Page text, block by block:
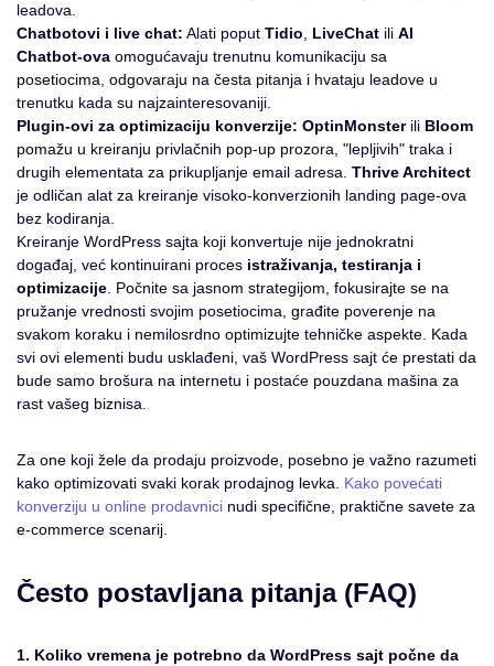
leadova.
Chatbotovi i live chat: Alati poput Tidio LiveChat ili AI
Chatbot-ova omogućavaju trenutnu komunikaciju sa
posetiocima, odgovaraju na česta pitanja i hvataju leadove u
trenutku kada su najzainteresovaniji.
Plugin-ovi za optimizaciju konverzije: OptinMonsterili Bloom
pomažu u kreiranju privlačnih pop-up prozora, "lepljivih" traka i
drugih elementata za prikupljanje email adresa. Thrive Architect
je odličan alat za kreiranje visoko-konverzionih landing page-ova
bez kodiranja.
Kreiranje WordPress sajta koji konvertuje nije jednokratni
događaj, već kontinuirani proces istraživanja, testiranja i
optimizacije . Počnite sa jasnom strategijom, fokusirajte se na
pružanje vrednosti svojim posetiocima, građite poverenje na
svakom koraku i nemilosrdno optimizujte tehničke aspekte. Kada
svi ovi elementi budu usklađeni, vaš WordPress sajt će prestati da
bude samo brošura na internetu i postaće pouzdana mašina za
rast vašeg biznisa.
Za one koji žele da prodaju proizvode, posebno je važno razumeti
kako optimizovati svaki korak prodajnog levka. Kako povećati
konverziju u online prodavnici nudi specifične, praktične savete za
e-commerce scenarij.
Često postavljana pitanja (FAQ)
1. Koliko vremena je potrebno da WordPress sajt počne da